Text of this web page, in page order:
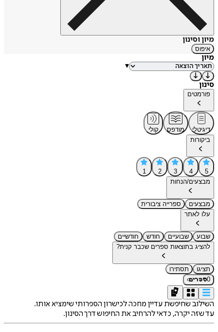
מיון וסינון
איפוס
מיון
▾
סינון
פורמטים
דיגיטלי מודפס
קולי
ביקורות
5
4
3
2
1
מבצעים/הנחות
מבצעים
ספרייה ציבורית
עלו לאתר
שבוע שבועיים חודש
חודשיים
להציג בתוצאות ספרים שכבר קנית?
תציגו
תסתירו
0ספרים›
השילוב שחיפשת עדיין מחכה לכישרון הספרותי שימציא אותו.
עד שזה יקרה, כדאי להרחיב את החיפוש דרך הסינון.